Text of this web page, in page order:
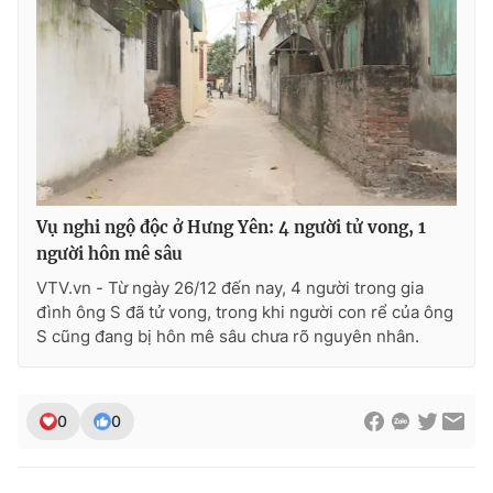
THỜI BÁO VTV
Theo dõi báo trên
Đài Truyền hình Việt Nam
Cơ quan báo chí: Thời báo VTV
Giấy phép hoạt động báo in và báo điện tử số 483/GP-BTTTT
Phó Tổng Biên tập:
Nguyễn Thị Mỹ Hạnh, Phạm Quốc Thắng,
Vụ nghi ngộ độc ở Hưng Yên: 4 người tử vong, 1
người hôn mê sâu
VTV.vn - Từ ngày 26/12 đến nay, 4 người trong gia
đình ông S đã tử vong, trong khi người con rể của ông
S cũng đang bị hôn mê sâu chưa rõ nguyên nhân.
0 0